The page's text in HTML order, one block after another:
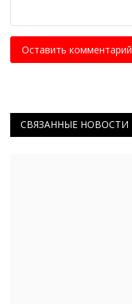
Оставить комментарий
СВЯЗАННЫЕ НОВОСТИ